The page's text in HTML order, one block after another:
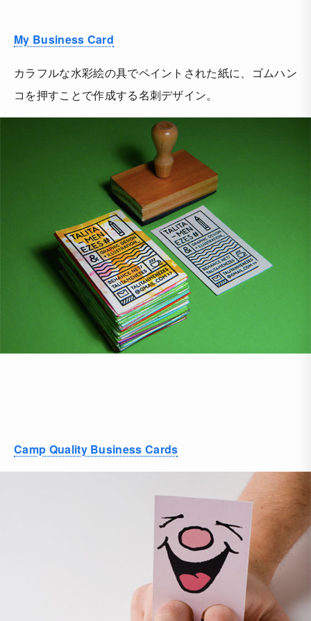
My Business Card
カラフルな水彩絵の具でペイントされた紙に、ゴムハン
コを押すことで作成する名刺デザイン。
Camp Quality Business Cards